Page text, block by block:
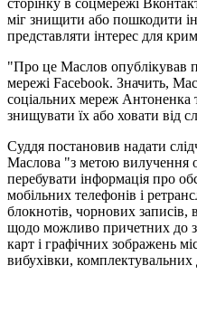
міг знищити або пошкодити
представляти інтерес для
"Про це Маслов опублікував
мережі Facebook. Значить,
соціальних мереж Антоненка
знищувати їх або ховати від
Суддя постановив надати
Маслова "з метою вилучення
перебувати інформація про
мобільних телефонів і
блокнотів, чорнових
щодо можливо причетних до
карт і графічних зображень
вибухівки, комплектувальних